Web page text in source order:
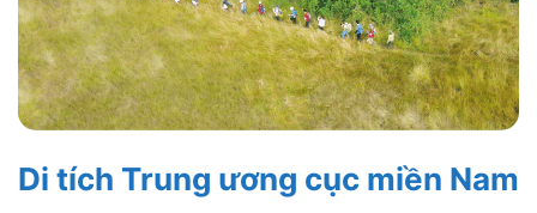
Di tích Trung ương cục miền Nam